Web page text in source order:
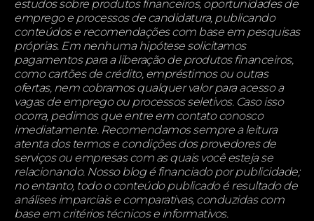
estudos sobre produtos financeiros, oportunidades de
emprego e processos de candidatura, publicando
conteúdos e recomendações com base em pesquisas
próprias. Em nenhuma hipótese solicitamos
pagamentos para a liberação de produtos financeiros,
como cartões de crédito, empréstimos ou outras
ofertas, nem cobramos qualquer valor para acesso a
vagas de emprego ou processos seletivos. Caso isso
ocorra, pedimos que entre em contato conosco
imediatamente. Recomendamos sempre a leitura
atenta dos termos e condições dos provedores de
serviços ou empresas com as quais você esteja se
relacionando. Nosso blog é financiado por publicidade;
no entanto, todo o conteúdo publicado é resultado de
análises imparciais e comparativas, conduzidas com
base em critérios técnicos e informativos.